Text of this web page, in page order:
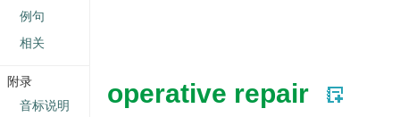
operative repair
例句
相关
附录
音标说明